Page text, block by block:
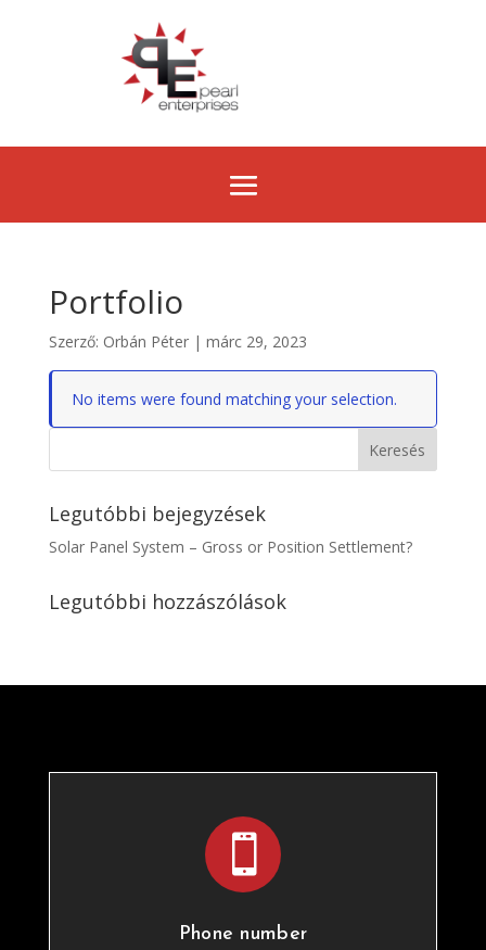
Portfolio
Szerző: Orbán Péter| márc 29, 2023
No items were found matching your selection.
Legutóbbi bejegyzések
Solar Panel System – Gross or Position Settlement?
Legutóbbi hozzászólások

Phone number